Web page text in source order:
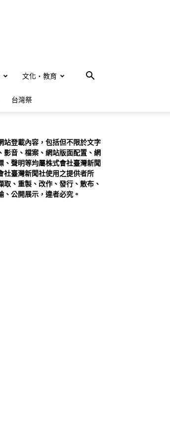
文化・教育
台灣祭
站登載內容，包括但不限於文字
影音、檔案、網站版面配置、網
、聲明等均屬株式會社臺灣新聞
社臺灣新聞社使用之提供者所
取、重製、改作、發行、散布、
、公開展示，違者必究。